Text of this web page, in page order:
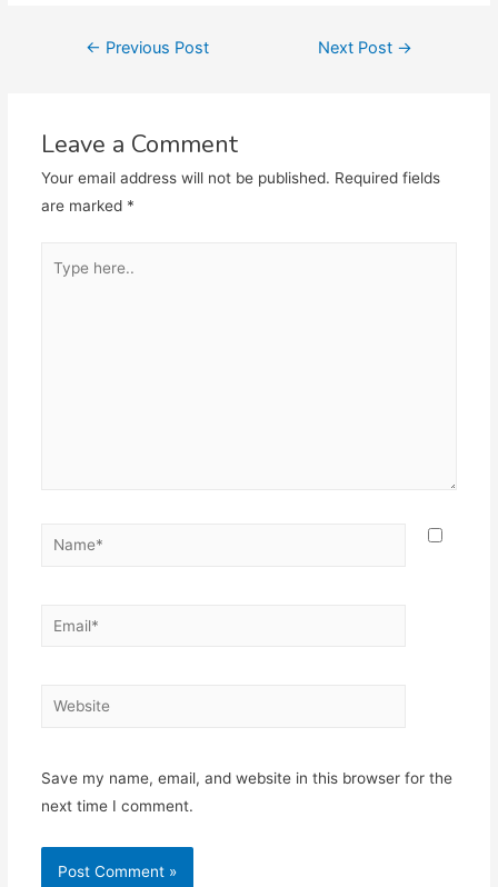
Post← Previous Post Next Post →
Leave a Comment
Your email address will not be published. Required fields
are marked *
here..
Name*
Email*
Website
Save my name, email, and website in this browser for the
next time I comment.